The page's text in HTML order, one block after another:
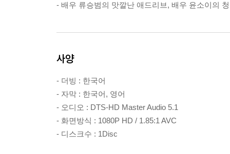
- 배우 류승범의 맛깔난 애드리브, 배우 윤소이의
사양
- 더빙 : 한국어
- 자막 : 한국어, 영어
- 오디오 : DTS-HD Master Audio 5.1
- 화면방식 : 1080P HD / 1.85:1 AVC
- 디스크수 : 1Disc